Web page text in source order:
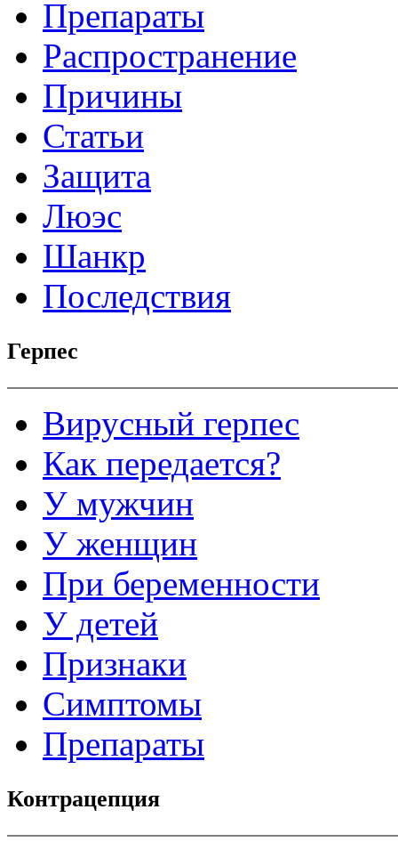
Препараты
Распространение
Причины
Статьи
Защита
Люэс
Шанкр
Последствия
Герпес
Вирусный герпес
Как передается?
У мужчин
У женщин
При беременности
У детей
Признаки
Симптомы
Препараты
Контрацепция